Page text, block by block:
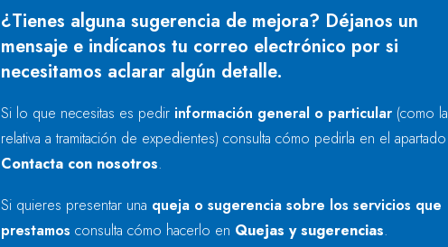
¿Tienes alguna sugerencia de mejora? Déjanos un
mensaje e indícanos tu correo electrónico por si
necesitamos aclarar algún detalle.
Si lo que necesitas es pedir información general o particular (como la
relativa a tramitación de expedientes) consulta cómo pedirla en el apartado
Contacta con nosotros.
Si quieres presentar una queja o sugerencia sobre los servicios que
prestamos consulta cómo hacerlo en Quejas y sugerencias.